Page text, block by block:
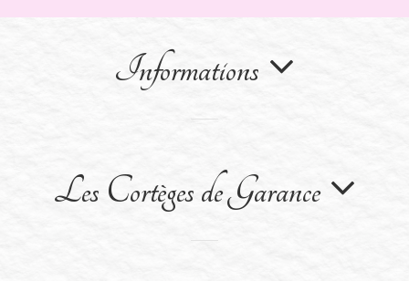
Informations
Les Cortèges de Garance